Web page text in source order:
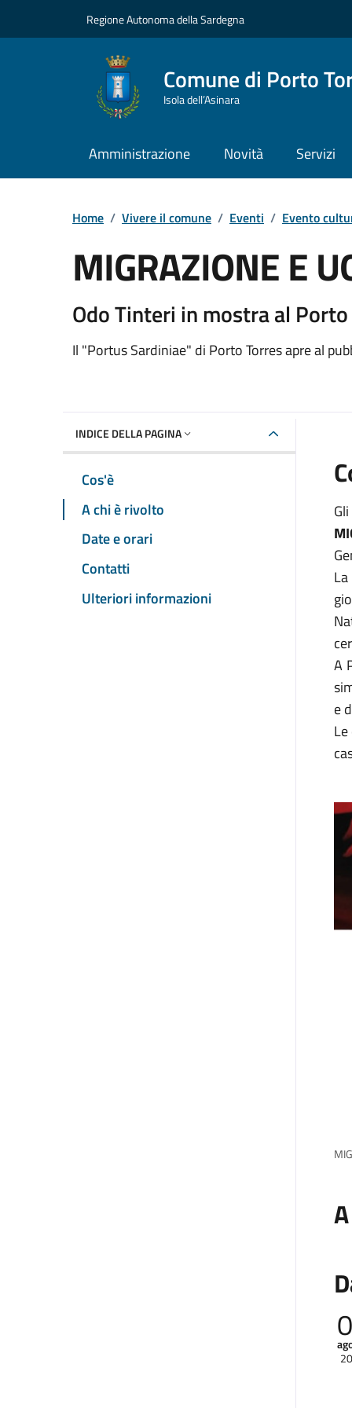
Regione Autonoma della Sardegna
Comune di Porto
Isola dell’Asinara
Amministrazione Novità Servizi
Home / Vivere il comune / Eventi / Evento
MIGRAZIONE E
Dettaglio
Odo Tinteri in mostra al
Il "Portus Sardiniae" di Porto Torres apre al
INDICE DELLA PAGINA
Cos'è
A chi è rivolto
Date e orari
Contatti
Ulteriori informazioni
A
e